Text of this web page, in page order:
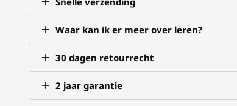
Waar kan ik er meer over leren?
30 dagen retourrecht
2 jaar garantie